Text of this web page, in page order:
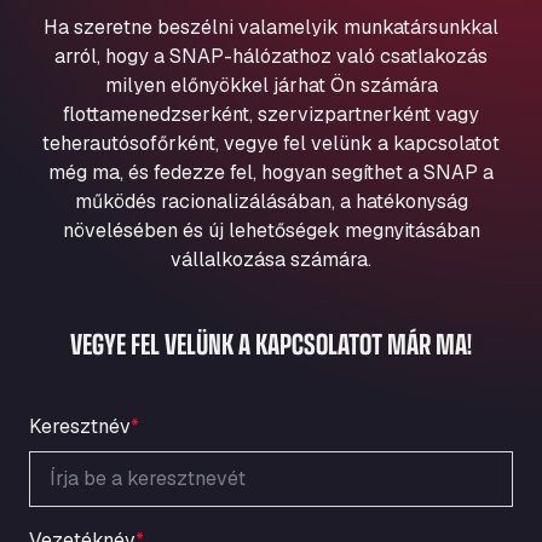
Aqua Ariva GmbH
Marie-Curie-Straße 24, 68219
Aral Autohof Bockel
An der Autobahn 1, 27404
ARAL Autohof Bockenem
Oppelner Str. 1, 31167
ARAL Autohof Merklingen
Nellinger Str. 24, 89188
ARAL Autohof Preis
ARAL Tankstelle - XXL Truckwash.de
GmbH
Ardleigh South Services
a120 westbound, CO77SL
Area 47 Hermanos Rico
Ha szeretne beszélni valamelyik munkatársunkkal
arról, hogy a SNAP-hálózathoz való csatlakozás
milyen előnyökkel járhat Ön számára
flottamenedzserként, szervizpartnerként vagy
teherautósofőrként, vegye fel velünk a kapcsolatot
még ma, és fedezze fel, hogyan segíthet a SNAP a
működés racionalizálásában, a hatékonyság
növelésében és új lehetőségek megnyitásában
vállalkozása számára.
VEGYE FEL VELÜNK A KAPCSOLATOT MÁR MA!
Keresztnév*